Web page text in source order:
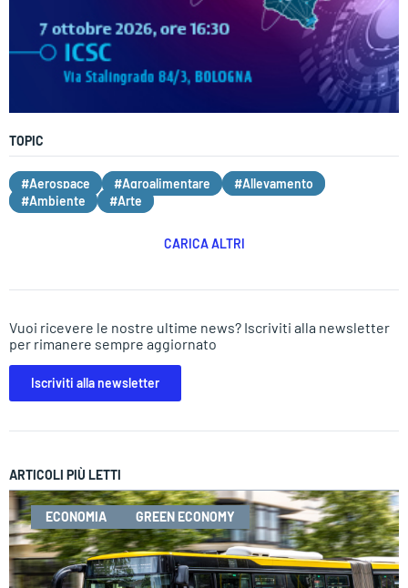
TOPIC
#Aerospace #Agroalimentare
#Allevamento
#Ambiente
#Arte
CARICA ALTRI
Vuoi ricevere le nostre ultime news? Iscriviti alla newsletter
per rimanere sempre aggiornato
Iscriviti alla newsletter
ARTICOLI PIÙ LETTI
ECONOMIA GREEN ECONOMY